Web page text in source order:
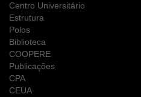
Centro Universitário
Estrutura
Polos
Biblioteca
COOPERE
Publicações
CPA
CEUA